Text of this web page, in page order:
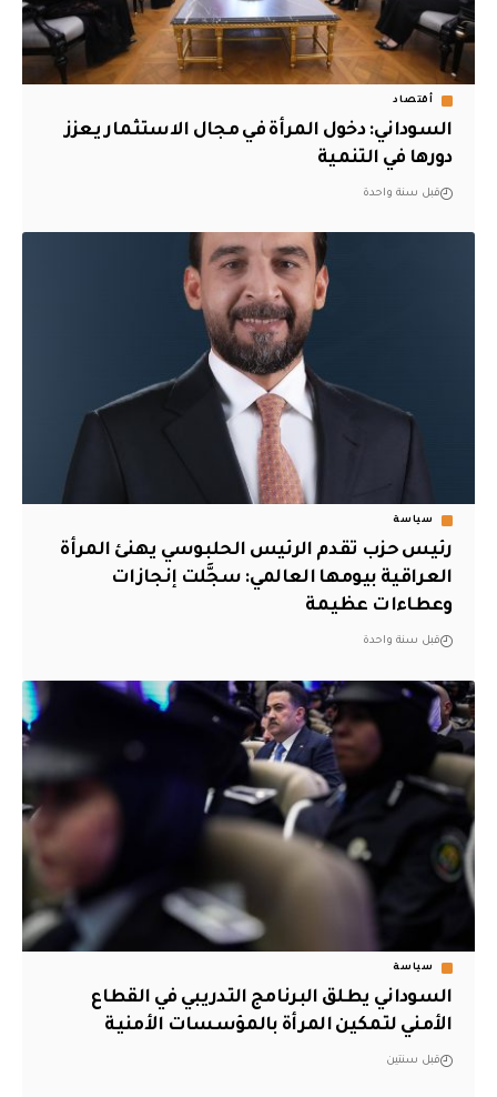
أقتصاد
السوداني: دخول المرأة في مجال الاستثمار يعزز
دورها في التنمية
قبل سنة واحدة
سياسة
رئيس حزب تقدم الرئيس الحلبوسي يهنئ المرأة
العراقية بيومها العالمي: سجَّلت إنجازات
وعطاءات عظيمة
قبل سنة واحدة
سياسة
السوداني يطلق البرنامج التدريبي في القطاع
الأمني لتمكين المرأة بالمؤسسات الأمنية
قبل سنتين